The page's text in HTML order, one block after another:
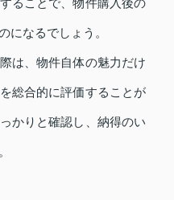
ることで、物件購入後の
になるでしょう。
は、物件自体の魅力だけ
総合的に評価することが
かりと確認し、納得のい